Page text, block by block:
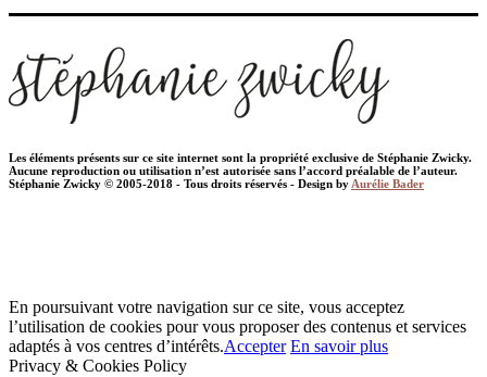
Les éléments présents sur ce site internet sont la propriété exclusive de Stéphanie Zwicky.
Aucune reproduction ou utilisation n’est autorisée sans l’accord préalable de l’auteur.
Stéphanie Zwicky © 2005-2018 - Tous droits réservés - Design by Aurélie Bader
En poursuivant votre navigation sur ce site, vous acceptez
l’utilisation de cookies pour vous proposer des contenus et services
adaptés à vos centres d’intérêts.Accepter En savoir plus
Privacy & Cookies Policy